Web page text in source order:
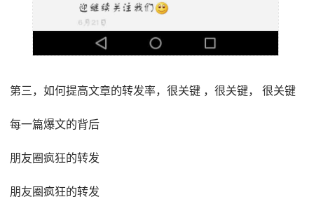
第三，如何提高文章的转发率，很关键 ，很关键， 很关键
每一篇爆文的背后
朋友圈疯狂的转发
朋友圈疯狂的转发